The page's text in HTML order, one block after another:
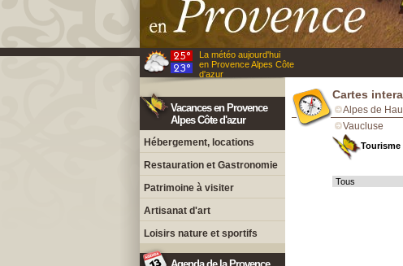
La météo aujourd'hui
en Provence Alpes Côte
d'azur
Vacances en Provence
Alpes Côte d'azur
Hébergement, locations
Restauration et Gastronomie
Patrimoine à visiter
Artisanat d'art
Loisirs nature et sportifs
Cartes
Alpes de
Vaucluse
Tourisme